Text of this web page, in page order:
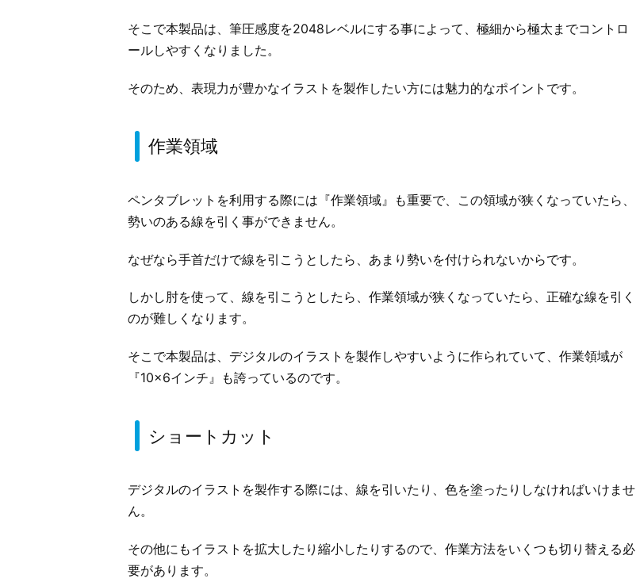
そこで本製品は、筆圧感度を2048レベルにする事によって、極細から極太までコントロ
ールしやすくなりました。
そのため、表現力が豊かなイラストを製作したい方には魅力的なポイントです。
作業領域
ペンタブレットを利用する際には『作業領域』も重要で、この領域が狭くなっていたら、
勢いのある線を引く事ができません。
なぜなら手首だけで線を引こうとしたら、あまり勢いを付けられないからです。
しかし肘を使って、線を引こうとしたら、作業領域が狭くなっていたら、正確な線を引く
のが難しくなります。
そこで本製品は、デジタルのイラストを製作しやすいように作られていて、作業領域が
『10×6インチ』も誇っているのです。
ショートカット
デジタルのイラストを製作する際には、線を引いたり、色を塗ったりしなければいけませ
ん。
その他にもイラストを拡大したり縮小したりするので、作業方法をいくつも切り替える必
要があります。